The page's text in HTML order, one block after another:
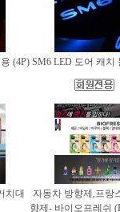
(4P) SM6 LED 도어 캐치
치대
자동차 방향제,프랑
향제- 바이오프레쉬